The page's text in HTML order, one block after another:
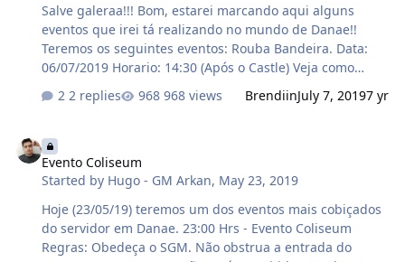
Salve galeraa!!! Bom, estarei marcando aqui alguns
eventos que irei tá realizando no mundo de Danae!!
Teremos os seguintes eventos: Rouba Bandeira. Data:
06/07/2019 Horario: 14:30 (Após o Castle) Veja como
jogar. Premios: Vai depender da quantidade de players,
valor pode chegar a 100kk para o time vencedor dividir,
levar para sua base ganhará 3 dias de autoloot booster.
O player que mais salvar sua bandeira, será
recompensado com 3 dias de recovery booster. Vale
lembrar que dependendo da quantidade de players o
premio pode melhorar. Já pensou 3 dias de booster é
bom né!? Imagina se fosse 10 dias?! Só depende …
2 replies 968 views BrendiinJuly 7, 20197 yr
Evento Coliseum
Started by Hugo - GM Arkan, May 23, 2019
Hoje (23/05/19) teremos um dos eventos mais cobiçados
do servidor em Danae. 23:00 Hrs - Evento Coliseum
Regras: Obedeça o SGM. Não obstrua a entrada do